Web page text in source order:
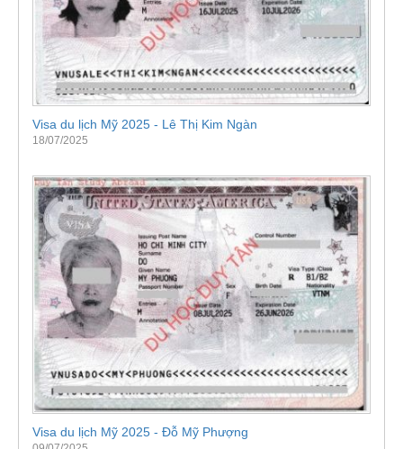
Visa du lịch Mỹ 2025 - Lê Thị Kim Ngàn
18/07/2025
Visa du lịch Mỹ 2025 - Đỗ Mỹ Phượng